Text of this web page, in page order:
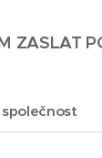
ZASLAT